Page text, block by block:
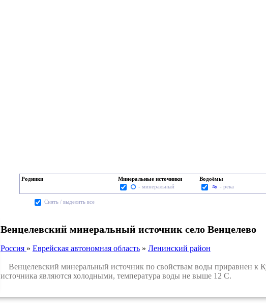
Родники
Минеральные источники
- минеральный
Водоёмы
- река
Cнять / выделить все
Венцелевский минеральный источник село Венцелево
Россия » Еврейская автономная область» Ленинский район
Венцелевский минеральный источник по свойствам воды приравнен к
источника являются холодными, температура воды не выше 12 С.